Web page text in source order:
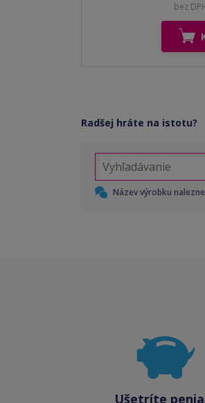
bez
Radšej hráte na istotu?
Název výrobku
Ušetríte